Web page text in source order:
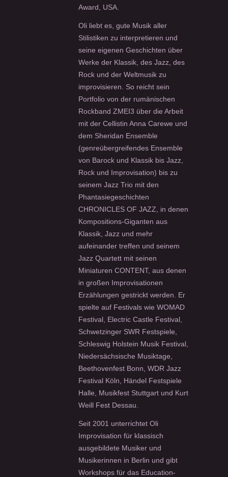
Award, USA.
Oli liebt es, gute Musik aller
Stilistiken zu interpretieren und
seine eigenen Geschichten über
Werke der Klassik, des Jazz, des
Rock und der Weltmusik zu
improvisieren. So reicht sein
Portfolio von der rumänischen
Rockband ZMEI3 über die Arbeit
mit der Cellistin Anna Carewe und
dem Sheridan Ensemble
(genreübergreifendes Ensemble
von Barock und Klassik bis Jazz,
Rock und Improvisation) bis zu
seinem Jazz Trio mit den
Phantasiegeschichten
CHRONICLES OF JAZZ, in denen
Kompositions-Giganten aus
Klassik, Jazz und mehr
aufeinander treffen und seinem
Jazz Quartett mit seinen
Miniaturen CONTENT, aus denen
in großen Improvisationen
Erzählungen gestrickt werden. Er
spielte auf Festivals wie WOMAD
Festival, Electric Castle Festival,
Schwetzinger SWR Festspiele,
Schleswig Holstein Musik Festival,
Niedersächsische Musiktage,
Beethovenfest Bonn, WDR Jazz
Festival Köln, Händel Festspiele
Halle, Musikfest Stuttgart und Kurt
Weill Fest Dessau.
Seit 2001 unterrichtet Oli
Improvisation für klassisch
ausgebildete Musiker und
Musikerinnen in Berlin und gibt
Workshops für das Education-